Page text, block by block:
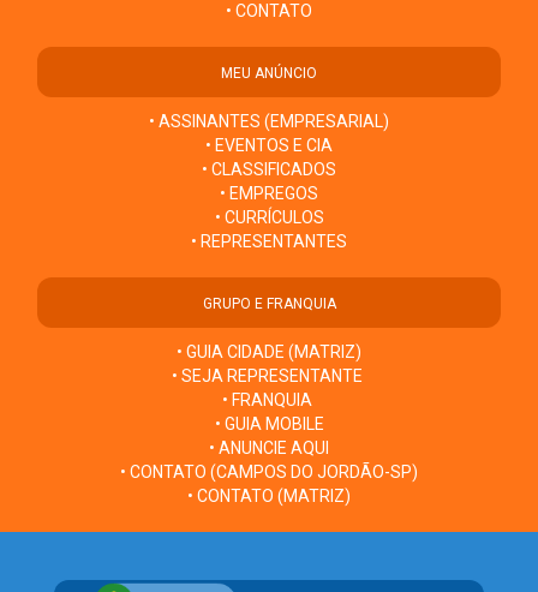
• CONTATO
MEU ANÚNCIO
• ASSINANTES (EMPRESARIAL)
• EVENTOS E CIA
• CLASSIFICADOS
• EMPREGOS
• CURRÍCULOS
• REPRESENTANTES
GRUPO E FRANQUIA
• GUIA CIDADE (MATRIZ)
• SEJA REPRESENTANTE
• FRANQUIA
• GUIA MOBILE
• ANUNCIE AQUI
• CONTATO (CAMPOS DO JORDÃO-SP)
• CONTATO (MATRIZ)